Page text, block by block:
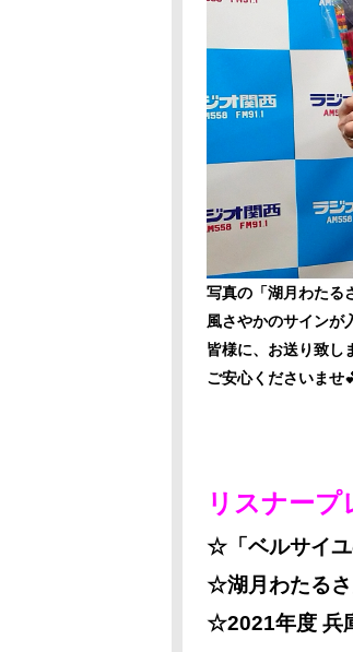
写真の「湖月わたる
風さやかのサインが
皆様に、お送り致し
ご安心くださいませ
リスナープ
☆「ベルサイ
☆湖月わたる
☆2021年度 兵